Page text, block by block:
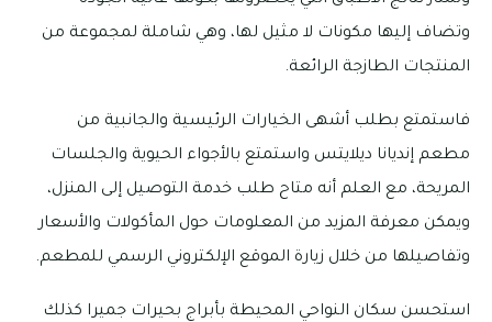
وتضاف إليها مكونات لا مثيل لها، وهي شاملة لمجموعة من
المنتجات الطازجة الرائعة.
فاستمتع بطلب أشهى الخيارات الرئيسية والجانبية من
مطعم إنديانا ديلايتس واستمتع بالأجواء الحيوية والجلسات
المريحة، مع العلم أنه متاح طلب خدمة التوصيل إلى المنزل،
ويمكن معرفة المزيد من المعلومات حول المأكولات والأسعار
وتفاصيلها من خلال زيارة الموقع الإلكتروني الرسمي للمطعم.
استحسن سكان النواحي المحيطة بأبراج بحيرات جميرا كذلك